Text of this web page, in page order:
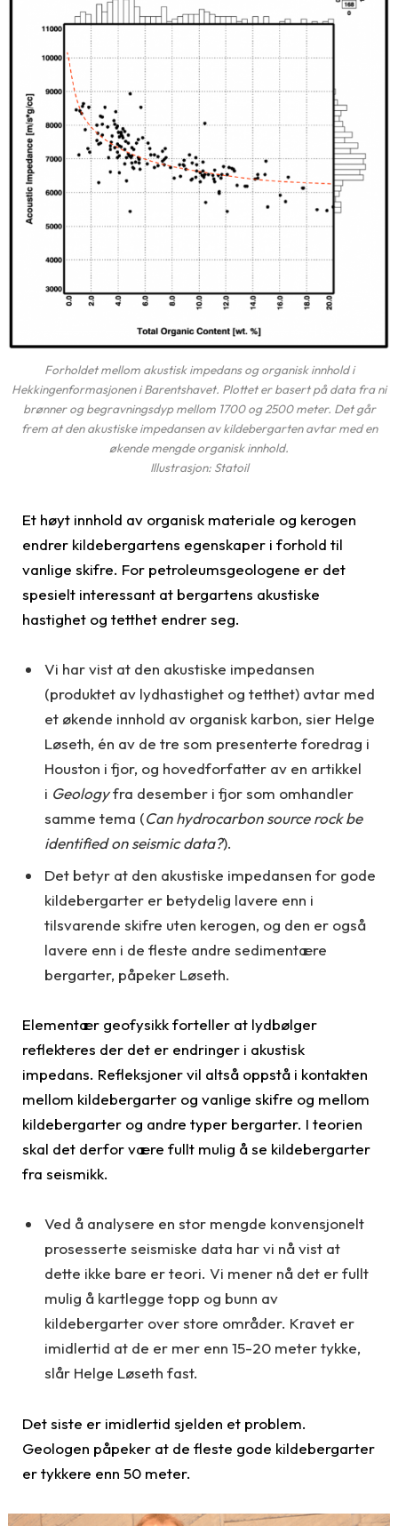
Forholdet mellom akustisk impedans og organisk innhold i
Hekkingenformasjonen i Barentshavet. Plottet er basert på data fra ni
brønner og begravningsdyp mellom 1700 og 2500 meter. Det går
frem at den akustiske impedansen av kildebergarten avtar med en
økende mengde organisk innhold.
Illustrasjon: Statoil
Et høyt innhold av organisk materiale og kerogen
endrer kildebergartens egenskaper i forhold til
vanlige skifre. For petroleumsgeologene er det
spesielt interessant at bergartens akustiske
hastighet og tetthet endrer seg.
Vi har vist at den akustiske impedansen
(produktet av lydhastighet og tetthet) avtar med
et økende innhold av organisk karbon, sier Helge
Løseth, én av de tre som presenterte foredrag i
Houston i fjor, og hovedforfatter av en artikkel
i Geologyfra desember i fjor som omhandler
samme tema (Can hydrocarbon source rock be
identified on seismic data?).
Det betyr at den akustiske impedansen for gode
kildebergarter er betydelig lavere enn i
tilsvarende skifre uten kerogen, og den er også
lavere enn i de fleste andre sedimentære
bergarter, påpeker Løseth.
Elementær geofysikk forteller at lydbølger
reflekteres der det er endringer i akustisk
impedans. Refleksjoner vil altså oppstå i kontakten
mellom kildebergarter og vanlige skifre og mellom
kildebergarter og andre typer bergarter. I teorien
skal det derfor være fullt mulig å se kildebergarter
fra seismikk.
Ved å analysere en stor mengde konvensjonelt
prosesserte seismiske data har vi nå vist at
dette ikke bare er teori. Vi mener nå det er fullt
mulig å kartlegge topp og bunn av
kildebergarter over store områder. Kravet er
imidlertid at de er mer enn 15-20 meter tykke,
slår Helge Løseth fast.
Det siste er imidlertid sjelden et problem.
Geologen påpeker at de fleste gode kildebergarter
er tykkere enn 50 meter.